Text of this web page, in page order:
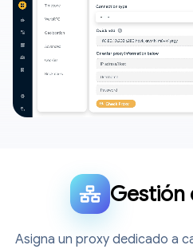
Gestión
Asigna un proxy dedicado a